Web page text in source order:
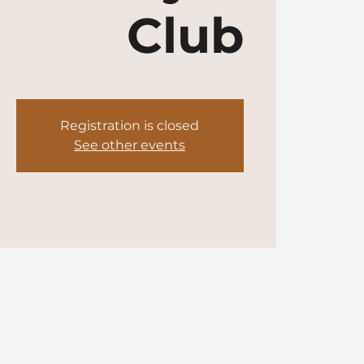
Club
Registration is closed
See other events